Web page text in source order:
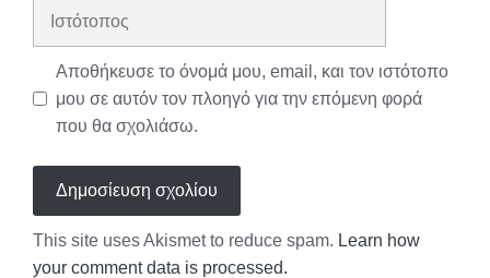
Ιστότοπος
Αποθήκευσε το όνομά μου, email, και τον ιστότοπο
μου σε αυτόν τον πλοηγό για την επόμενη φορά
που θα σχολιάσω.
This site uses Akismet to reduce spam. Learn how
your comment data is processed.